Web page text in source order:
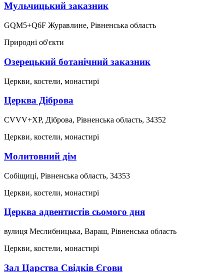
Мульчицький заказник
GQM5+Q6F Журавлине, Рівненська область
Природні об'єкти
Озерецький ботанічний заказник
Церкви, костели, монастирі
Церква Діброва
CVVV+XP, Діброва, Рівненська область, 34352
Церкви, костели, монастирі
Молитовний дім
Собіщиці, Рівненська область, 34353
Церкви, костели, монастирі
Церква адвентистів сьомого дня
вулиця Меслибницька, Вараш, Рівненська область
Церкви, костели, монастирі
Зал Царства Свідків Єгови